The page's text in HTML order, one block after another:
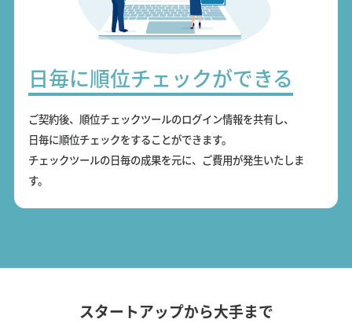
日毎に順位チェックができる
ご契約後、順位チェックツールのログイン情報を共有し、
日毎に順位チェックをすることができます。
チェックツールの日毎の成果を元に、ご費用が発生いたしま
す。
スタートアップから大手まで